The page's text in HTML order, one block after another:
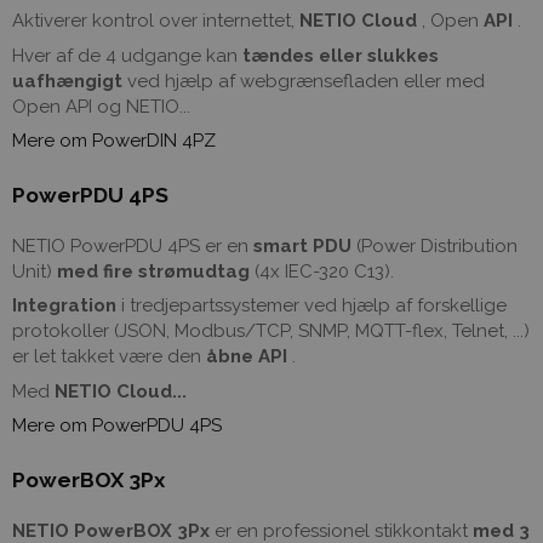
Aktiverer kontrol over internettet, NETIO Cloud , Open API .
Hver af de 4 udgange kan tændes eller slukkes
uafhængigt ved hjælp af webgrænsefladen eller med
Open API og NETIO...
Mere om PowerDIN 4PZ
PowerPDU 4PS
NETIO PowerPDU 4PS er en smart PDU (Power Distribution
Unit) med fire strømudtag (4x IEC-320 C13).
Integration i tredjepartssystemer ved hjælp af forskellige
protokoller (JSON, Modbus/TCP, SNMP, MQTT-flex, Telnet, ...)
er let takket være den åbne API .
Med NETIO Cloud...
Mere om PowerPDU 4PS
PowerBOX 3Px
NETIO PowerBOX 3Px er en professionel stikkontakt med 3